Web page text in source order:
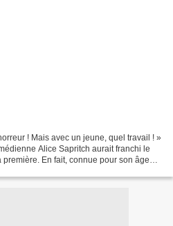
! Mais avec un jeune, quel travail ! »
Alice Sapritch aurait franchi le
En fait, connue pour son âge